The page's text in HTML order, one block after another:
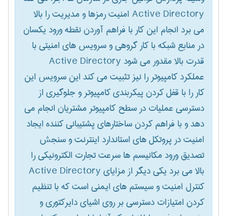
Active Directory امنیت رمزها و مدیریت را بالا
می برد انجام این کار با فراهم آوردن نقطه ورود یکسان
در منابع شبکه با کار گروهی و سرویس های امنیتی با
قدرت بالا مقدور می شود Active Directory
عملکرد کامپیوتر را نیز تثبیت می کند این سرویس این
کار را با قفل کردن پیکربندی کامپیوتر و جلوگیری از
دسترسی عملیات در سطح کامپیوتر مشتریان انجام می
دهد و با فراهم کردن ساختارهای پشتیبانی کننده ایجاد
امنیت در پروتکل های استاندارد اینترنت و سنجش
تصدیق ورود مکانیسم ها سرعت تجارت الکترونیکی را
بالا می برد یکی دیگر از مزایای Active Directory
کنترل امنیت و سیستم های ایمنی است که با تنظیم
کردن امتیازات دسترسی بر روی اشیای دایرکتوری و